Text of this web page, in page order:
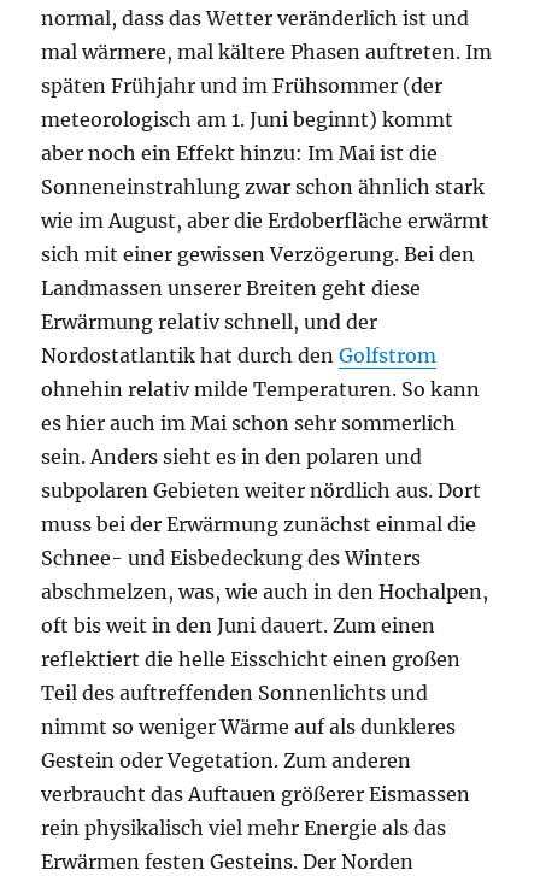
normal, dass das Wetter veränderlich ist und
mal wärmere, mal kältere Phasen auftreten. Im
späten Frühjahr und im Frühsommer (der
meteorologisch am 1. Juni beginnt) kommt
aber noch ein Effekt hinzu: Im Mai ist die
Sonneneinstrahlung zwar schon ähnlich stark
wie im August, aber die Erdoberfläche erwärmt
sich mit einer gewissen Verzögerung. Bei den
Landmassen unserer Breiten geht diese
Erwärmung relativ schnell, und der
Nordostatlantik hat durch denGolfstrom
ohnehin relativ milde Temperaturen. So kann
es hier auch im Mai schon sehr sommerlich
sein. Anders sieht es in den polaren und
subpolaren Gebieten weiter nördlich aus. Dort
muss bei der Erwärmung zunächst einmal die
Schnee- und Eisbedeckung des Winters
abschmelzen, was, wie auch in den Hochalpen,
oft bis weit in den Juni dauert. Zum einen
reflektiert die helle Eisschicht einen großen
Teil des auftreffenden Sonnenlichts und
nimmt so weniger Wärme auf als dunkleres
Gestein oder Vegetation. Zum anderen
verbraucht das Auftauen größerer Eismassen
rein physikalisch viel mehr Energie als das
Erwärmen festen Gesteins. Der Norden